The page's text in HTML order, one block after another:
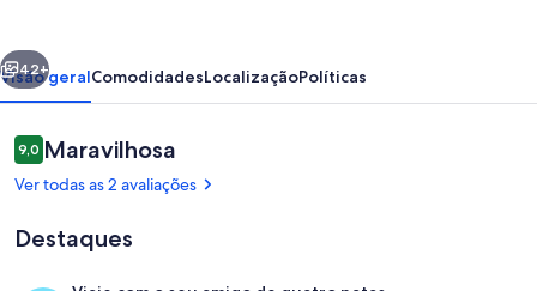
Próximo
42+
Visão geralComodidadesLocalizaçãoPolíticas
Avaliações
9,09,0 de 10
Maravilhosa
Ver todas as 2 avaliações
Destaques